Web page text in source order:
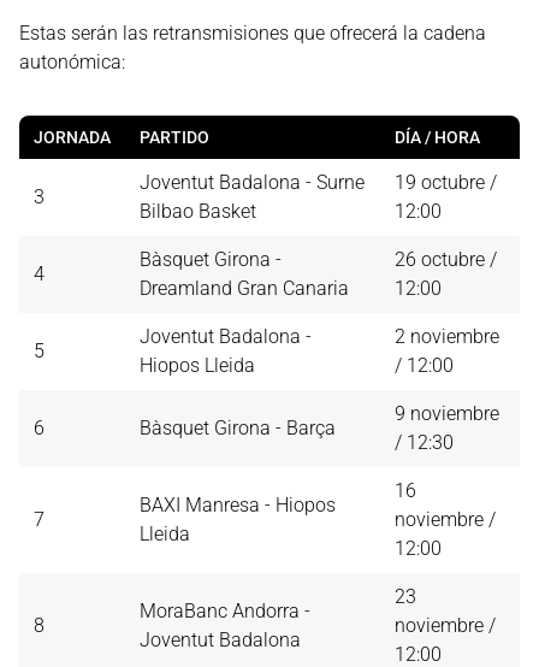
Estas serán las retransmisiones que ofrecerá la cadena
autonómica:
JORNADA PARTIDO DÍA / HORA
3
Joventut Badalona - Surne
Bilbao Basket
19 octubre /
12:00
4
Bàsquet Girona -
Dreamland Gran Canaria
26 octubre /
12:00
5
Joventut Badalona -
Hiopos Lleida
2 noviembre
/ 12:00
6 Bàsquet Girona - Barça
9 noviembre
/ 12:30
7
BAXI Manresa - Hiopos
Lleida
16
noviembre /
12:00
8
MoraBanc Andorra -
Joventut Badalona
23
noviembre /
12:00